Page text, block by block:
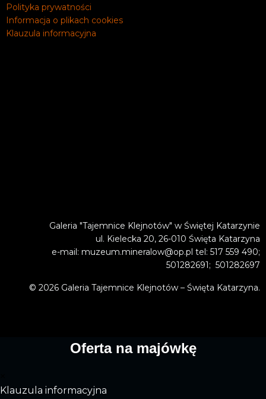
Polityka prywatności
Informacja o plikach cookies
Klauzula informacyjna
Galeria "Tajemnice Klejnotów" w Świętej Katarzynie
ul. Kielecka 20, 26-010 Święta Katarzyna
e-mail: muzeum.mineralow@op.pl tel: 517 559 490;
501282691; 501282697
© 2026 Galeria Tajemnice Klejnotów – Święta Katarzyna.
Oferta na majówkę
Klauzula informacyjna